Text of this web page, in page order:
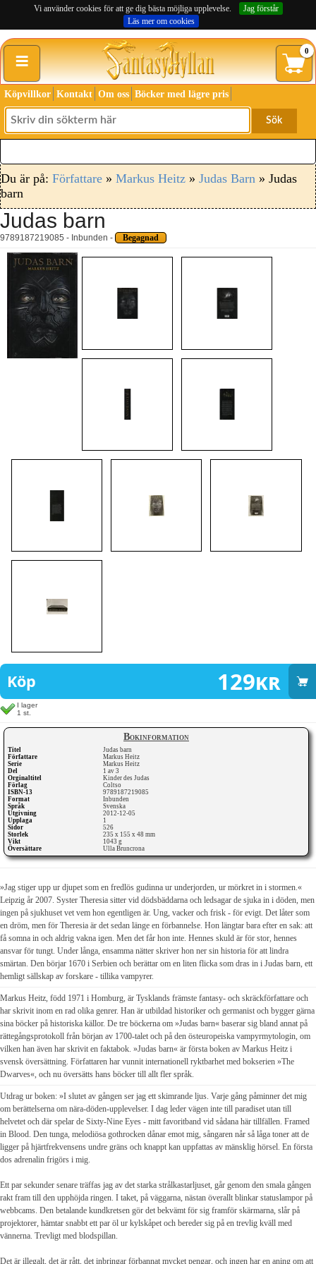
Vi använder cookies för att ge dig bästa möjliga upplevelse.
Jag förstår
Läs mer om cookies
≡ 0
Köpvillkor Kontakt Om oss Böcker med lägre pris
Sök
Du är på: Författare » Markus Heitz » Judas Barn » Judas
barn
Judas barn
9789187219085 - Inbunden - Begagnad
Bokinformation
Titel
Judas barn
Författare
Markus Heitz
Serie
Markus Heitz
Del
1 av 3
Orginaltitel
Kinder des Judas
Förlag
Coltso
ISBN-13
9789187219085
Format
Inbunden
Språk
Svenska
Utgivning
2012-12-05
Upplaga
1
Sidor
526
Storlek
235 x 155 x 48 mm
Vikt
1043 g
Översättare
Ulla Bruncrona
Köp 129kr
I lager
1 st.
»Jag stiger upp ur djupet som en fredlös gudinna ur underjorden, ur mörkret in i stormen.«
Leipzig år 2007. Syster Theresia sitter vid dödsbäddarna och ledsagar de sjuka in i döden, men
ingen på sjukhuset vet vem hon egentligen är. Ung, vacker och frisk - för evigt. Det låter som
en dröm, men för Theresia är det sedan länge en förbannelse. Hon längtar bara efter en sak: att
få somna in och aldrig vakna igen. Men det får hon inte. Hennes skuld är för stor, hennes
ansvar för tungt. Under långa, ensamma nätter skriver hon ner sin historia för att lindra
smärtan. Den börjar 1670 i Serbien och berättar om en liten flicka som dras in i Judas barn, ett
hemligt sällskap av forskare - tillika vampyrer.
Markus Heitz, född 1971 i Homburg, är Tysklands främste fantasy- och skräckförfattare och
har skrivit inom en rad olika genrer. Han är utbildad historiker och germanist och bygger gärna
sina böcker på historiska källor. De tre böckerna om »Judas barn« baserar sig bland annat på
rättegångsprotokoll från början av 1700-talet och på den östeuropeiska vampyrmytologin, om
vilken han även har skrivit en faktabok. »Judas barn« är första boken av Markus Heitz i
svensk översättning. Författaren har vunnit internationell ryktbarhet med bokserien »The
Dwarves«, och nu översätts hans böcker till allt fler språk.
Utdrag ur boken: »I slutet av gången ser jag ett skimrande ljus. Varje gång påminner det mig
om berättelserna om nära-döden-upplevelser. I dag leder vägen inte till paradiset utan till
helvetet och där spelar de Sixty-Nine Eyes - mitt favoritband vid sådana här tillfällen. Framed
in Blood. Den tunga, melodiösa gothrocken dånar emot mig, sångaren når så låga toner att de
ligger på hjärtfrekvensens undre gräns och knappt kan uppfattas av mänsklig hörsel. En första
dos adrenalin frigörs i mig.
Ett par sekunder senare träffas jag av det starka strålkastarljuset, går genom den smala gången
rakt fram till den upphöjda ringen. I taket, på väggarna, nästan överallt blinkar statuslampor på
webbcams. Den betalande kundkretsen gör det bekvämt för sig framför skärmarna, slår på
projektorer, hämtar snabbt ett par öl ur kylskåpet och bereder sig på en trevlig kväll med
vännerna. Trevligt med blodspillan.
Det är illegalt, det är rått, det inbringar förbannat mycket pengar, och ingen har en aning om att